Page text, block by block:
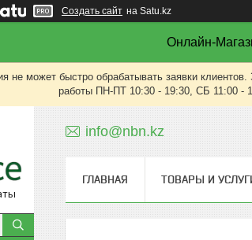
Создать сайт на Satu.kz
Онлайн-
не может быстро обрабатывать заявки
работы ПН-ПТ 10:30 - 19:30, СБ 11:00 -
info@nbn.kz
ГЛАВНАЯ ТОВАРЫ И